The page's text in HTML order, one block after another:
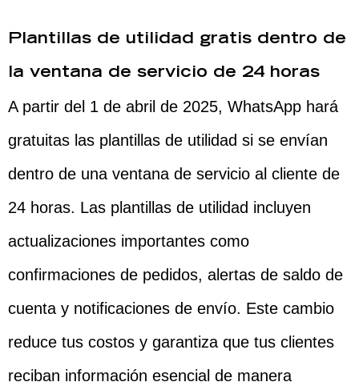
Plantillas de utilidad gratis dentro de
la ventana de servicio de 24 horas
A partir del 1 de abril de 2025, WhatsApp hará
gratuitas las plantillas de utilidad si se envían
dentro de una ventana de servicio al cliente de
24 horas. Las plantillas de utilidad incluyen
actualizaciones importantes como
confirmaciones de pedidos, alertas de saldo de
cuenta y notificaciones de envío. Este cambio
reduce tus costos y garantiza que tus clientes
reciban información esencial de manera